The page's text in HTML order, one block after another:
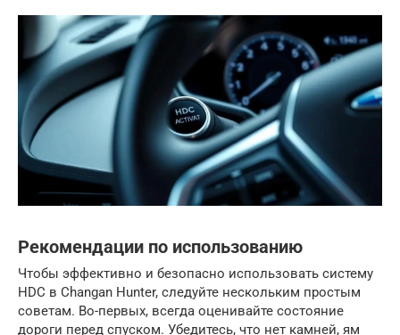
Рекомендации по использованию
Чтобы эффективно и безопасно использовать систему
HDC в Changan Hunter, следуйте нескольким простым
советам. Во-первых, всегда оценивайте состояние
дороги перед спуском. Убедитесь, что нет камней, ям